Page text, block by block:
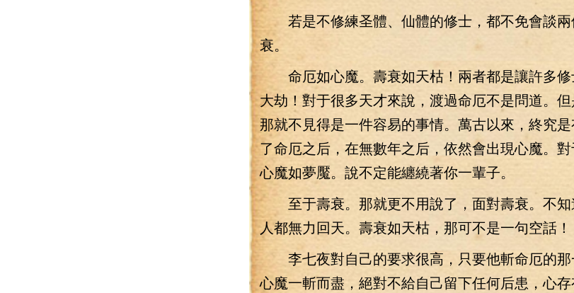
若是不修練圣體、仙體的修士，都不免會談兩
衰。
命厄如心魔。壽衰如天枯！兩者都是讓許多修
大劫！對于很多天才來說，渡過命厄不是問道。但
那就不見得是一件容易的事情。萬古以來，終究
了命厄之后，在無數年之后，依然會出現心魔。對
心魔如夢魘。說不定能纏繞著你一輩子。
至于壽衰。那就更不用說了，面對壽衰。不知
人都無力回天。壽衰如天枯，那可不是一句空話！
李七夜對自己的要求很高，只要他斬命厄的那
心魔一斬而盡，絕對不給自己留下任何后患，心